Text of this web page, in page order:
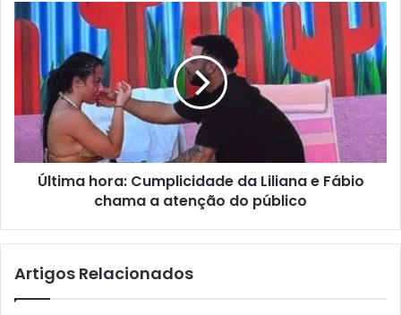
Última hora: Cumplicidade da Liliana e Fábio
chama a atenção do público
Artigos Relacionados